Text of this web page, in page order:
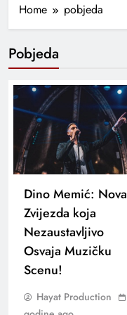
Home pobjeda
Pobjeda
Dino Memić: Nova
Zvijezda koja
Nezaustavljivo
Osvaja Muzičku
Scenu!
Hayat Production